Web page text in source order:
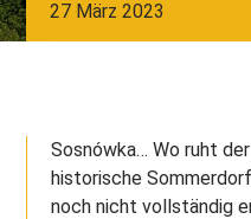
27 März 2023
Sosnówka… Wo ruht
historische
noch nicht vollständig